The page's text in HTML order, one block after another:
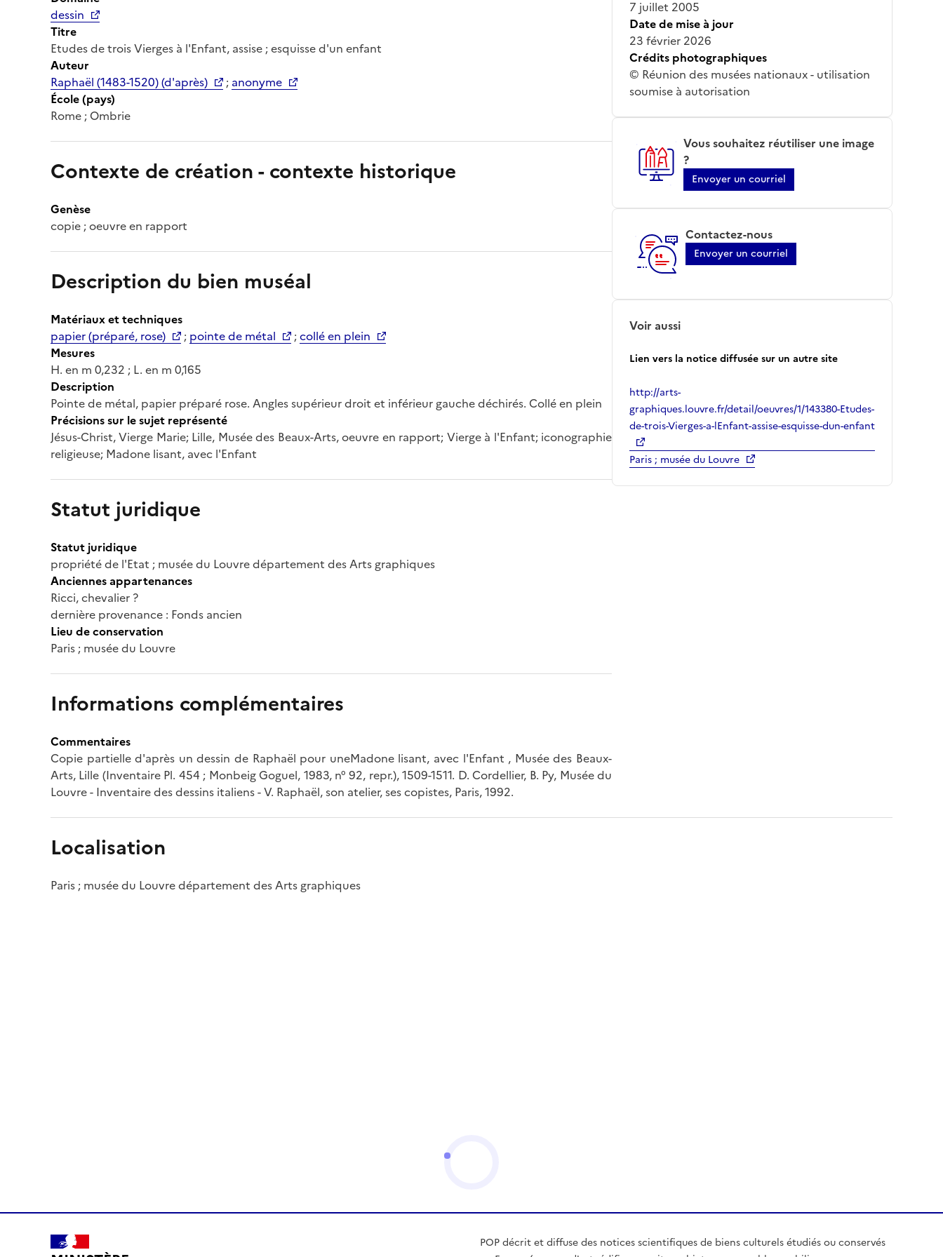
dessin
Titre
Etudes de trois Vierges à l'Enfant, assise ; esquisse d'un enfant
Auteur
Raphaël (1483-1520) (d'après)
; anonyme
École (pays)
Rome ; Ombrie
Contexte de création - contexte historique
Genèse
copie ; oeuvre en rapport
Description du bien muséal
Matériaux et techniques
papier (préparé, rose)
; pointe de métal ;collé en plein
Mesures
H. en m 0,232 ; L. en m 0,165
Description
Pointe de métal, papier préparé rose. Angles supérieur droit et inférieur gauche déchirés. Collé en plein
Précisions sur le sujet représenté
Jésus-Christ, Vierge Marie; Lille, Musée des Beaux-Arts, oeuvre en rapport; Vierge à l'Enfant; iconographie
religieuse; Madone lisant, avec l'Enfant
Statut juridique
Statut juridique
propriété de l'Etat ; musée du Louvre département des Arts graphiques
Anciennes appartenances
Ricci, chevalier ?
dernière provenance : Fonds ancien
Lieu de conservation
Paris ; musée du Louvre
Informations complémentaires
Commentaires
Copie partielle d'après un dessin de Raphaël pour uneMadone lisant, avec l'Enfant , Musée des Beaux-
Arts, Lille (Inventaire Pl. 454 ; Monbeig Goguel, 1983, n° 92, repr.), 1509-1511. D. Cordellier, B. Py, Musée du
Louvre - Inventaire des dessins italiens - V. Raphaël, son atelier, ses copistes, Paris, 1992.
7 juillet 2005
Date de mise à jour
23 février 2026
Crédits photographiques
© Réunion des musées nationaux - utilisation
soumise à autorisation
Vous souhaitez réutiliser une image
?
Envoyer un courriel
Contactez-nous
Envoyer un courriel
Voir aussi
Lien vers la notice diffusée sur un autre site
http://arts-
graphiques.louvre.fr/detail/oeuvres/1/143380-Etudes-
de-trois-Vierges-a-lEnfant-assise-esquisse-dun-enfant
Paris ; musée du Louvre
Localisation
Paris ; musée du Louvre département des Arts graphiques
POP décrit et diffuse des notices scientifiques de biens culturels étudiés ou conservés